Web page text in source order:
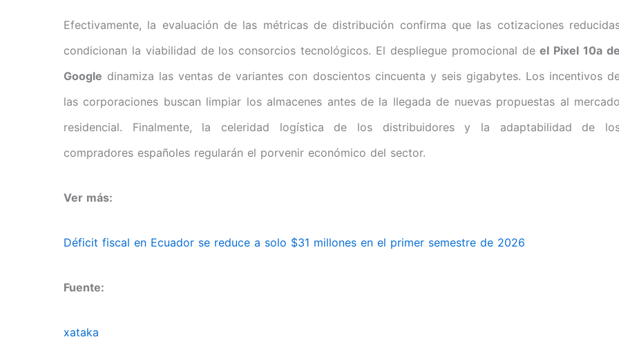
Efectivamente, la evaluación de las métricas de distribución confirma que las cotizaciones
condicionan la viabilidad de los consorcios tecnológicos. El despliegue promocional deel Pixel 10a de
Google dinamiza las ventas de variantes con doscientos cincuenta y seis gigabytes. Los incentivos
las corporaciones buscan limpiar los almacenes antes de la llegada de nuevas propuestas al mercado
residencial. Finalmente, la celeridad logística de los distribuidores y la adaptabilidad de
compradores españoles regularán el porvenir económico del sector.
Ver más:
Déficit fiscal en Ecuador se reduce a solo $31 millones en el primer semestre de 2026
Fuente:
xataka